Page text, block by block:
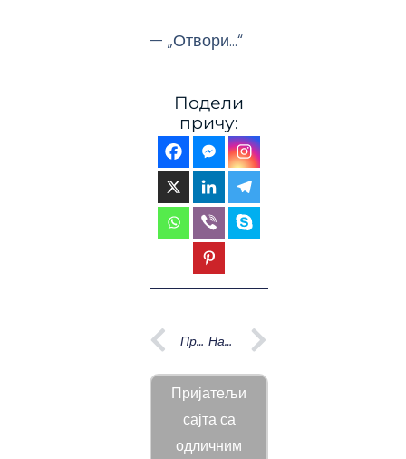
— „Отвори…“
Подели
причу:
Prev
Претходна Наредна
Next
Пријатељи
сајта са
одличним